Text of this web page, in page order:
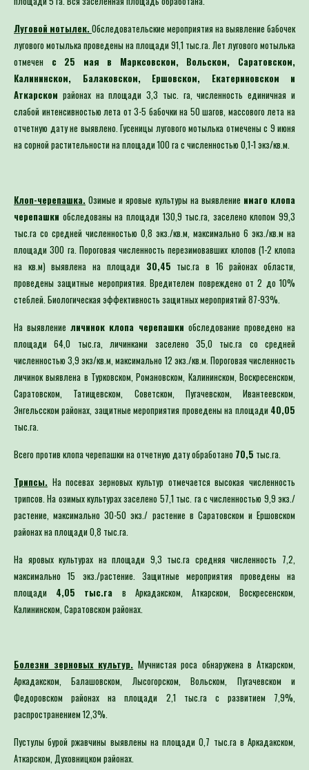
Луговой мотылек. Обследовательские мероприятия на выявление бабочек
лугового мотылька проведены на площади 91,1 тыс.га. Лет лугового мотылька
отмечен с 25 мая в Марксовском, Вольском, Саратовском,
Калининском, Балаковском, Ершовском, Екатериновском и
Аткарском районах на площади 3,3 тыс. га, численность единичная и
слабой интенсивностью лета от 3-5 бабочки на 50 шагов, массового лета на
отчетную дату не выявлено. Гусеницы лугового мотылька отмечены с 9 июня
на сорной растительности на площади 100 га с численностью 0,1-1 экз/кв.м.
Клоп-черепашка. Озимые и яровые культуры на выявление имаго клопа
черепашки обследованы на площади 130,9 тыс.га, заселено клопом 99,3
тыс.га со средней численностью 0,8 экз./кв.м, максимально 6 экз./кв.м на
площади 300 га. Пороговая численность перезимовавших клопов (1-2 клопа
на кв.м) выявлена на площади 30,45 тыс.га в 16 районах области,
проведены защитные мероприятия. Вредителем повреждено от 2 до 10%
стеблей. Биологическая эффективность защитных мероприятий 87-93%.
На выявлениеличинок клопа черепашки обследование проведено на
площади 64,0 тыс.га, личинками заселено 35,0 тыс.га со средней
численностью 3,9 экз/кв.м, максимально 12 экз./кв.м. Пороговая численность
личинок выявлена в Турковском, Романовском, Калининском, Воскресенском,
Саратовском, Татищевском, Советском, Пугачевском, Ивантеевском,
Энгельсском районах, защитные мероприятия проведены на площади 40,05
тыс.га.
Всего против клопа черепашки на отчетную дату обработано 70,5 тыс.га.
Трипсы. Напосевах зерновых культур отмечается высокая численность
трипсов. На озимых культурах заселено 57,1 тыс. га с численностью 9,9 экз./
растение, максимально 30-50 экз./ растение в Саратовском и Ершовском
районах на площади 0,8 тыс.га.
На яровых культурах на площади 9,3 тыс.га средняя численность 7,2,
максимально 15 экз./растение. Защитные мероприятия проведены на
площади 4,05 тыс.га в
Аркадакском, Аткарском, Воскресенском,
Калининском, Саратовском районах.
Болезни зерновых культур. Мучнистая роса обнаружена в Аткарском,
Аркадакском, Балашовском, Лысогорском, Вольском, Пугачевском и
Федоровском районах на площади 2,1 тыс.га с развитием 7,9%,
распространением 12,3%.
Пустулы бурой ржавчины выявлены на площади 0,7 тыс.га в Аркадакском,
Аткарском, Духовницком районах.